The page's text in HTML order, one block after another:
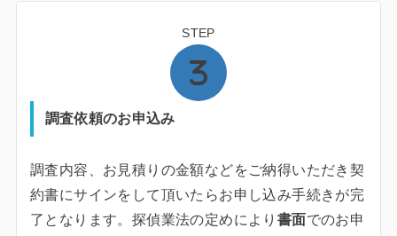
STEP
調査依頼のお申込み
調査内容、お見積りの金額などをご納得いただき契
約書にサインをして頂いたらお申し込み手続きが完
了となります。探偵業法の定めにより 書面でのお申